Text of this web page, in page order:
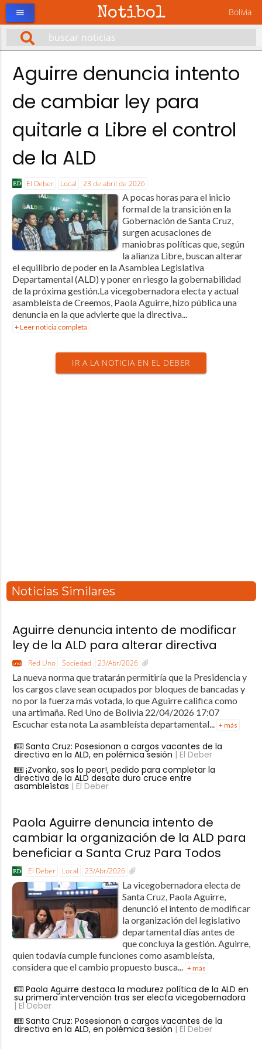
Notibol Bolivia
menu
Aguirre denuncia intento
de cambiar ley para
quitarle a Libre el control
de la ALD
El Deber Local 23 de abril de 2026
A pocas horas para el inicio
formal de la transición en la
Gobernación de Santa Cruz,
surgen acusaciones de
maniobras políticas que, según
la alianza Libre, buscan alterar
el equilibrio de poder en la Asamblea Legislativa
Departamental (ALD) y poner en riesgo la gobernabilidad
de la próxima gestión.La vicegobernadora electa y actual
asambleísta de Creemos, Paola Aguirre, hizo pública una
denuncia en la que advierte que la directiva...
+ Leer noticia completa
IR A LA NOTICIA EN EL DEBER
Noticias Similares
Aguirre denuncia intento de modificar
ley de la ALD para alterar directiva
Red Uno Sociedad 23/Abr/2026
La nueva norma que tratarán permitiría que la Presidencia y
los cargos clave sean ocupados por bloques de bancadas y
no por la fuerza más votada, lo que Aguirre califica como
una artimaña. Red Uno de Bolivia 22/04/2026 17:07
Escuchar esta nota La asambleísta departamental... + más
Santa Cruz: Posesionan a cargos vacantes de la
directiva en la ALD, en polémica sesión | El Deber
¡Zvonko, sos lo peor!, pedido para completar la
directiva de la ALD desata duro cruce entre
asambleístas | El Deber
Paola Aguirre denuncia intento de
cambiar la organización de la ALD para
beneficiar a Santa Cruz Para Todos
El Deber Local 23/Abr/2026
La vicegobernadora electa de
Santa Cruz, Paola Aguirre,
denunció el intento de modificar
la organización del legislativo
departamental días antes de
que concluya la gestión. Aguirre,
quien todavía cumple funciones como asambleísta,
considera que el cambio propuesto busca...
+ más
Paola Aguirre destaca la madurez política de la ALD en
su primera intervención tras ser electa vicegobernadora
| El Deber
Santa Cruz: Posesionan a cargos vacantes de la
directiva en la ALD, en polémica sesión | El Deber